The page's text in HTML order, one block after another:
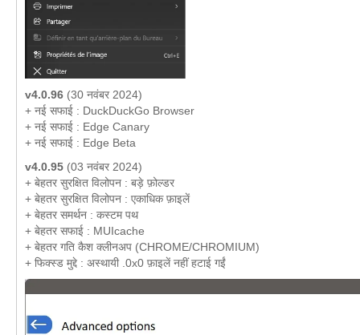
v4.0.96 (30 नवंबर 2024)
+ नई सफाई : DuckDuckGo Browser
+ नई सफाई : Edge Canary
+ नई सफाई : Edge Beta
v4.0.95 (03 नवंबर 2024)
+ बेहतर सुरक्षित विलोपन : बड़े फ़ोल्डर
+ बेहतर सुरक्षित विलोपन : एकाधिक फ़ाइलें
+ बेहतर समर्थन : कस्टम पथ
+ बेहतर सफाई : MUIcache
+ बेहतर गति कैश क्लीनअप (CHROME/CHROMIUM)
+ फिक्स्ड मुद्दे : अस्थायी .0x0 फ़ाइलें नहीं हटाई गईं